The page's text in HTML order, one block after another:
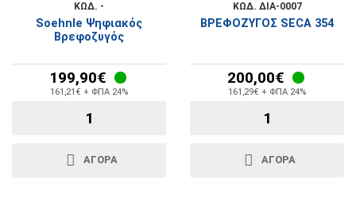
ΚΩΔ. -
Soehnle Ψηφιακός
Βρεφοζυγός
199,90€
161,21€ + ΦΠΑ 24%
ΑΓΟΡΑ
ΚΩΔ. ΔΙΑ-0007
ΒΡΕΦΟΖΥΓΟΣ SECA 354
200,00€
161,29€ + ΦΠΑ 24%
ΑΓΟΡΑ